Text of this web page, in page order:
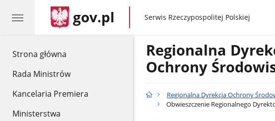
Strona główna
Rada Ministrów
Kancelaria Premiera
Ministerstwa
gov.pl gov.pl
Serwis Rzeczypospolitej Polskiej
Regionalna
Ochrony
Regionalna Dyrekcja Ochrony
Obwieszczenie Regionalnego